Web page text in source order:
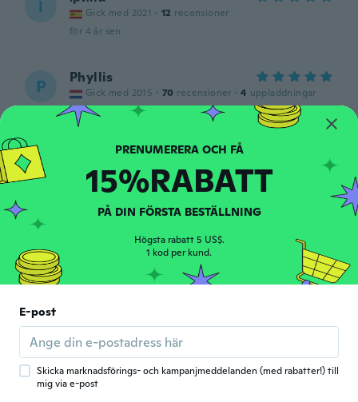
І Gick med 2021 · 12 recensioner
för 4 år sen
P Phyllis
Gick med 2015 · 70 recensioner · 4 uppladdningar
Het zit prettig om het lijf.
för 4 år sen
A Alicia
Gick med 2019 · 34 recensioner · 2 uppladdningar
Muy bonito aunque un poco corto de
Laura
Perfect size, beautiful colors
för 4 år sen
B Brigitte
PRENUMERERA OCH FÅ
15%RABATT
PÅ DIN FÖRSTA BESTÄLLNING
Högsta rabatt 5 US$.
1 kod per kund.
E-post
Skicka marknadsförings- och kampanjmeddelanden (med rabatter!) till
mig via e-post